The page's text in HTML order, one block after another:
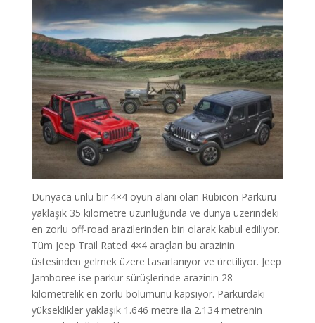
Dünyaca ünlü bir 4×4 oyun alanı olan Rubicon Parkuru
yaklaşık 35 kilometre uzunluğunda ve dünya üzerindeki
en zorlu off-road arazilerinden biri olarak kabul ediliyor.
Tüm Jeep Trail Rated 4×4 araçları bu arazinin
üstesinden gelmek üzere tasarlanıyor ve üretiliyor. Jeep
Jamboree ise parkur sürüşlerinde arazinin 28
kilometrelik en zorlu bölümünü kapsıyor. Parkurdaki
yükseklikler yaklaşık 1.646 metre ila 2.134 metrenin